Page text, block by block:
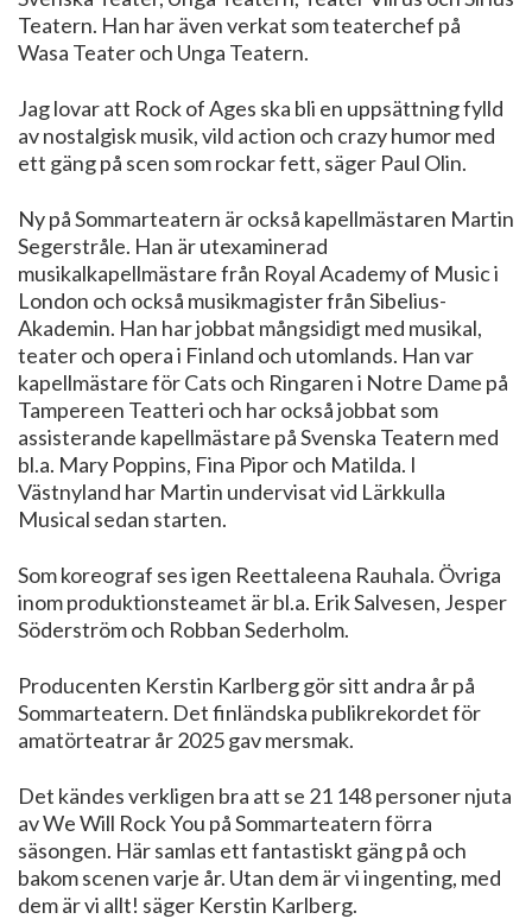
Teatern. Han har även verkat som teaterchef på
Wasa Teater och Unga Teatern.
Jag lovar att Rock of Ages ska bli en uppsättning fylld
av nostalgisk musik, vild action och crazy humor med
ett gäng på scen som rockar fett, säger Paul Olin.
Ny på Sommarteatern är också kapellmästaren Martin
Segerstråle. Han är utexaminerad
musikalkapellmästare från Royal Academy of Music i
London och också musikmagister från Sibelius-
Akademin. Han har jobbat mångsidigt med musikal,
teater och opera i Finland och utomlands. Han var
kapellmästare för Cats och Ringaren i Notre Dame på
Tampereen Teatteri och har också jobbat som
assisterande kapellmästare på Svenska Teatern med
bl.a. Mary Poppins, Fina Pipor och Matilda. I
Västnyland har Martin undervisat vid Lärkkulla
Musical sedan starten.
Som koreograf ses igen Reettaleena Rauhala. Övriga
inom produktionsteamet är bl.a. Erik Salvesen, Jesper
Söderström och Robban Sederholm.
Producenten Kerstin Karlberg gör sitt andra år på
Sommarteatern. Det finländska publikrekordet för
amatörteatrar år 2025 gav mersmak.
Det kändes verkligen bra att se 21 148 personer njuta
av We Will Rock You på Sommarteatern förra
säsongen. Här samlas ett fantastiskt gäng på och
bakom scenen varje år. Utan dem är vi ingenting, med
dem är vi allt! säger Kerstin Karlberg.